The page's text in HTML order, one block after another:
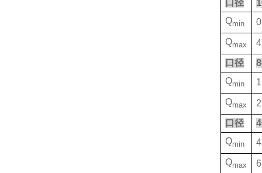
口径
Qmin
Qmax
口径
Qmin
Qmax
口径
Qmin
Qmax